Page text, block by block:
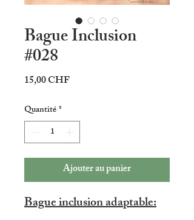
Bague Inclusion
#028
15,00 CHFPrix
Quantité*
Ajouter au panier
Bague inclusion adaptable: